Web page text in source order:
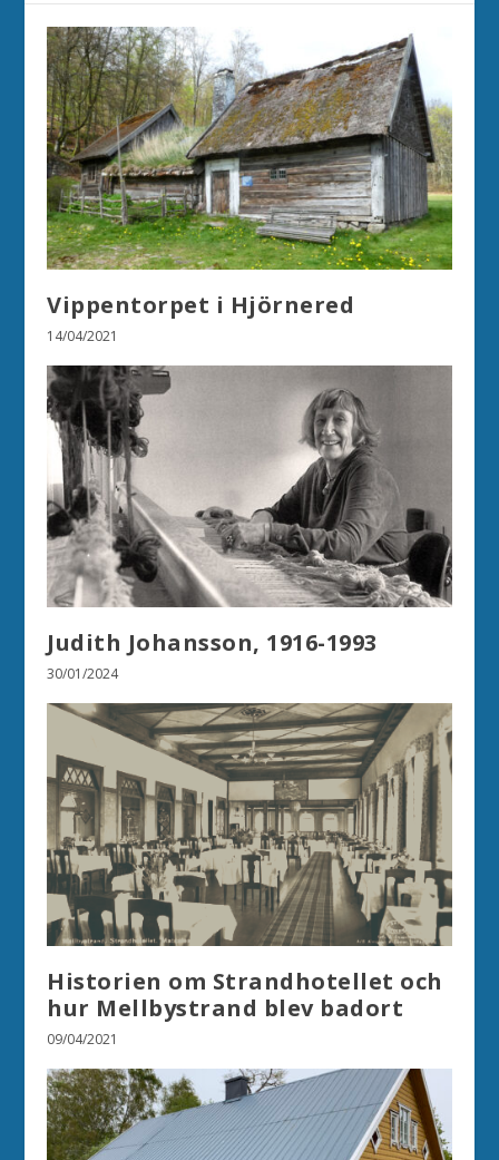
Vippentorpet i Hjörnered
14/04/2021
Judith Johansson, 1916-1993
30/01/2024
Historien om Strandhotellet och
hur Mellbystrand blev badort
09/04/2021